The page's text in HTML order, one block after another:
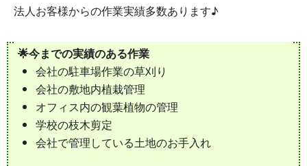
法人お客様からの作業実績多数あります♪
🌟今までの実績のある作業
会社の駐車場作業の草刈り
会社の敷地内植栽管理
オフィス内の観葉植物の管理
学校の枝木剪定
会社で管理している土地のお手入れ